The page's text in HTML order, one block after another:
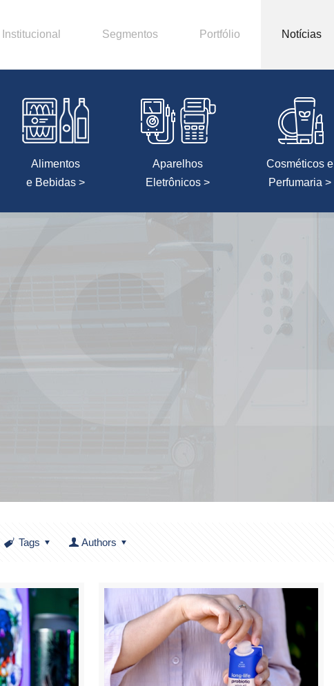
Institucional Segmentos Portfólio Notícias
Alimentos
e Bebidas >
Aparelhos
Eletrônicos >
Cosméticos e
Perfumaria >
Tags Authors